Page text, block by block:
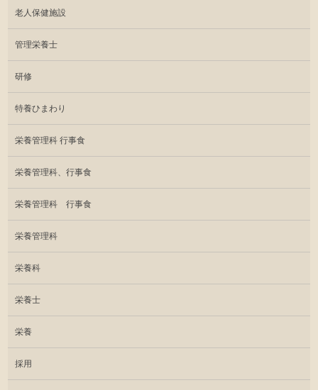
老人保健施設
管理栄養士
研修
特養ひまわり
栄養管理科 行事食
栄養管理科、行事食
栄養管理科 行事食
栄養管理科
栄養科
栄養士
栄養
採用